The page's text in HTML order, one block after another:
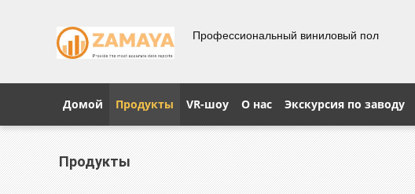
Профессиональный виниловый пол
Домой Продукты VR-шоу О нас Экскурсия по заводу
Продукты